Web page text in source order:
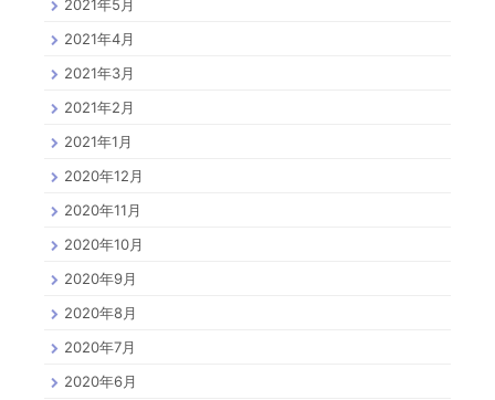
2021年5月
2021年4月
2021年3月
2021年2月
2021年1月
2020年12月
2020年11月
2020年10月
2020年9月
2020年8月
2020年7月
2020年6月